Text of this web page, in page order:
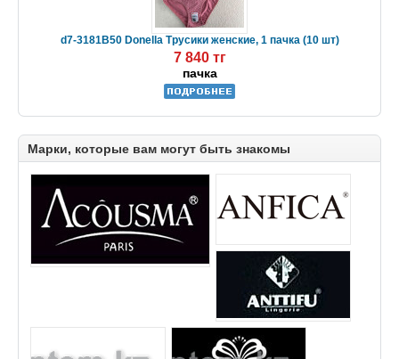
d7-3181B50 Donella Трусики женские, 1 пачка (10 шт)
7 840 тг
пачка
Марки, которые вам могут быть знакомы